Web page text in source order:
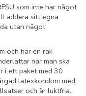
som inte har något
addera sitt egna
utan något
och har en rak
när man ska
i ett paket med 30
latexkondom med
och är luktfria.